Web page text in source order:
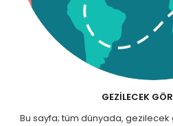
GEZILECEK
Bu sayfa; tüm dünyada,